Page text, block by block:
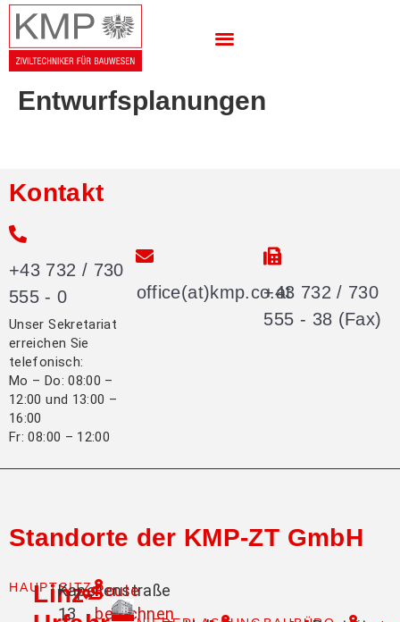
Entwurfsplanungen
Kontakt
+43 732 / 730
555 - 0
Unser Sekretariat
erreichen Sie
telefonisch:
Mo – Do: 08:00 –
12:00 und 13:00 –
16:00
Fr: 08:00 – 12:00
office(at)kmp.co.at+43 732 / 730
555 - 38 (Fax)
Standorte der KMP-ZT GmbH
HAUPTSITZ
Linz-
Kapellenstraße
13
Route
berechnen